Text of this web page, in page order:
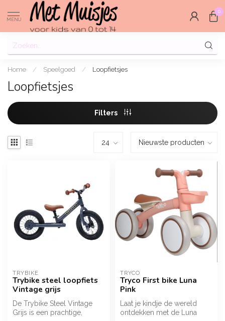
MENU
0
Home / Speelgoed / Loopfietsjes
Loopfietsjes
Filters
TRYBIKE
Trybike steel loopfiets
Vintage grijs
De Trybike Steel Vintage
Grijs is een prachtige,
TRYCO
Tryco First bike Luna
Pink
Laat je kindje de wereld
ontdekken met de Luna